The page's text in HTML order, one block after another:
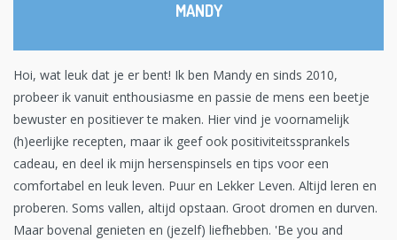
MANDY
Hoi, wat leuk dat je er bent! Ik ben Mandy en sinds 2010,
probeer ik vanuit enthousiasme en passie de mens een beetje
bewuster en positiever te maken. Hier vind je voornamelijk
(h)eerlijke recepten, maar ik geef ook positiviteitssprankels
cadeau, en deel ik mijn hersenspinsels en tips voor een
comfortabel en leuk leven. Puur en Lekker Leven. Altijd leren en
proberen. Soms vallen, altijd opstaan. Groot dromen en durven.
Maar bovenal genieten en (jezelf) liefhebben. 'Be you and